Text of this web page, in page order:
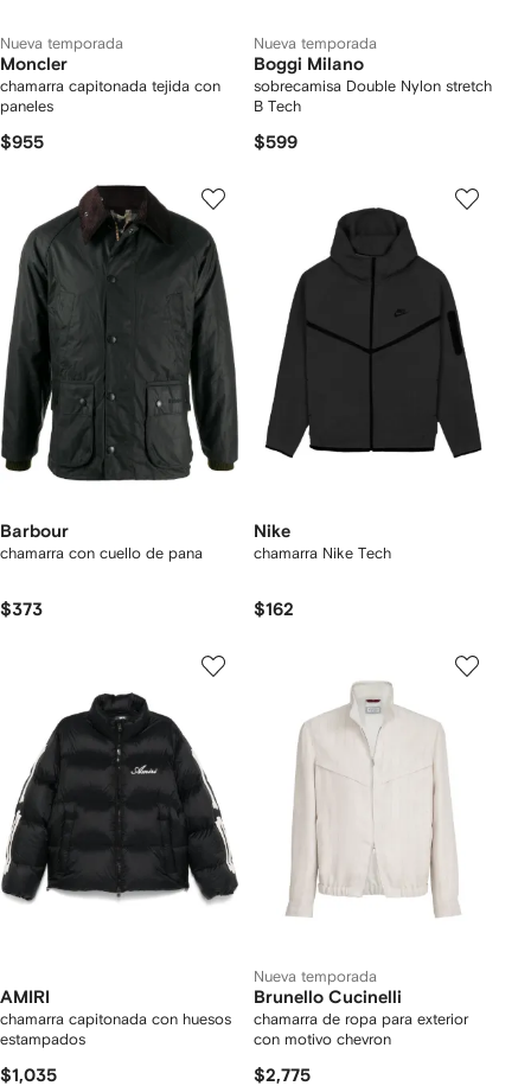
Nueva temporada
Moncler
chamarra capitonada tejida con
paneles
$955
Nueva temporada
Boggi Milano
sobrecamisa Double Nylon stretch
B Tech
$599
Barbour
chamarra con cuello de pana
$373
Nike
chamarra Nike Tech
$162
AMIRI
chamarra capitonada con huesos
estampados
$1,035
Nueva temporada
Brunello Cucinelli
chamarra de ropa para exterior
con motivo chevron
$2,775